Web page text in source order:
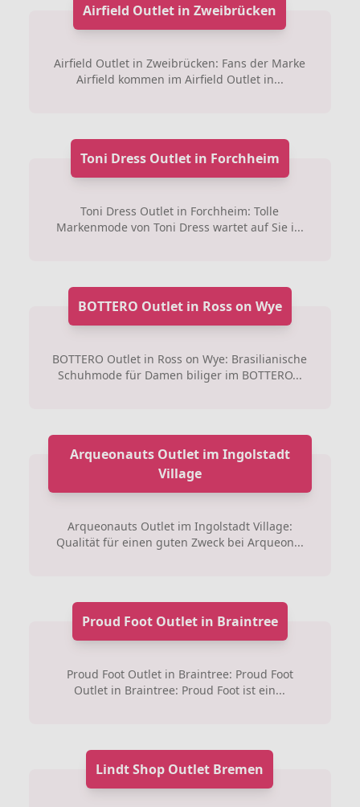
Airfield Outlet in Zweibrücken
Airfield Outlet in Zweibrücken: Fans der Marke
Airfield kommen im Airfield Outlet in...
Toni Dress Outlet in Forchheim
Toni Dress Outlet in Forchheim: Tolle
Markenmode von Toni Dress wartet auf Sie i...
BOTTERO Outlet in Ross on Wye
BOTTERO Outlet in Ross on Wye: Brasilianische
Schuhmode für Damen biliger im BOTTERO...
Arqueonauts Outlet im Ingolstadt
Village
Arqueonauts Outlet im Ingolstadt Village:
Qualität für einen guten Zweck bei Arqueon...
Proud Foot Outlet in Braintree
Proud Foot Outlet in Braintree: Proud Foot
Outlet in Braintree: Proud Foot ist ein...
Lindt Shop Outlet Bremen